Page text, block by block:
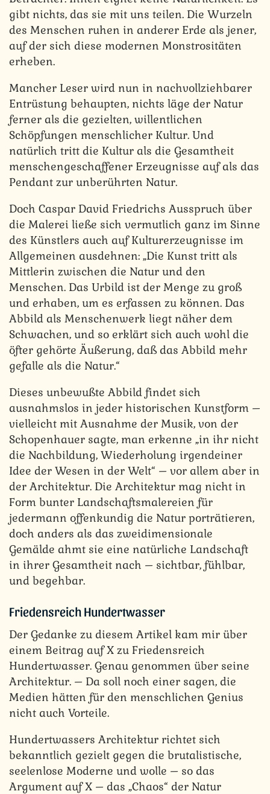
gibt nichts, das sie mit uns teilen. Die Wurzeln
des Menschen ruhen in anderer Erde als jener,
auf der sich diese modernen Monstrositäten
erheben.
Mancher Leser wird nun in nachvollziehbarer
Entrüstung behaupten, nichts läge der Natur
ferner als die gezielten, willentlichen
Schöpfungen menschlicher Kultur. Und
natürlich tritt die Kultur als die Gesamtheit
menschengeschaffener Erzeugnisse auf als das
Pendant zur unberührten Natur.
Doch Caspar David Friedrichs Ausspruch über
die Malerei ließe sich vermutlich ganz im Sinne
des Künstlers auch auf Kulturerzeugnisse im
Allgemeinen ausdehnen: „Die Kunst tritt als
Mittlerin zwischen die Natur und den
Menschen. Das Urbild ist der Menge zu groß
und erhaben, um es erfassen zu können. Das
Abbild als Menschenwerk liegt näher dem
Schwachen, und so erklärt sich auch wohl die
öfter gehörte Äußerung, daß das Abbild mehr
gefalle als die Natur.“
Dieses unbewußte Abbild findet sich
ausnahmslos in jeder historischen Kunstform –
vielleicht mit Ausnahme der Musik, von der
Schopenhauer sagte, man erkenne „in ihr nicht
die Nachbildung, Wiederholung irgendeiner
Idee der Wesen in der Welt“ – vor allem aber in
der Architektur. Die Architektur mag nicht in
Form bunter Landschaftsmalereien für
jedermann offenkundig die Natur porträtieren,
doch anders als das zweidimensionale
Gemälde ahmt sie eine natürliche Landschaft
in ihrer Gesamtheit nach – sichtbar, fühlbar,
und begehbar.
Friedensreich Hundertwasser
Der Gedanke zu diesem Artikel kam mir über
einem Beitrag auf X zu Friedensreich
Hundertwasser. Genau genommen über seine
Architektur. – Da soll noch einer sagen, die
Medien hätten für den menschlichen Genius
nicht auch Vorteile.
Hundertwassers Architektur richtet sich
bekanntlich gezielt gegen die brutalistische,
seelenlose Moderne und wolle – so das
Argument auf X – das „Chaos“ der Natur